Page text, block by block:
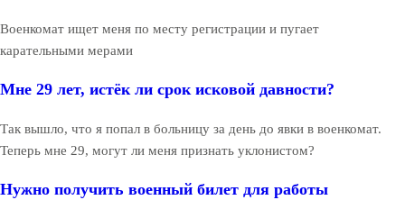
Военкомат ищет меня по месту регистрации и пугает
карательными мерами
Мне 29 лет, истёк ли срок исковой давности?
Так вышло, что я попал в больницу за день до явки в военкомат.
Теперь мне 29, могут ли меня признать уклонистом?
Нужно получить военный билет для работы